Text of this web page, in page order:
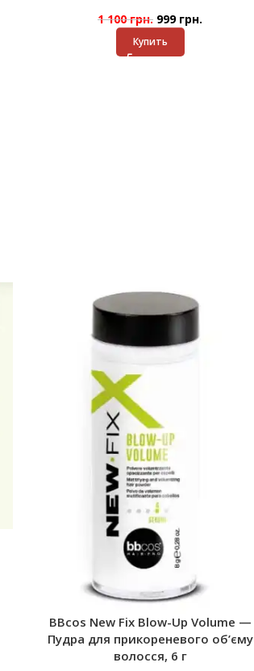
1 100грн. 999 грн.
Купить
BBcos New Fix Blow-Up Volume —
Пудра для прикореневого об’єму
волосся, 6 г